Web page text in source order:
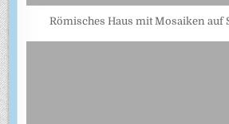
Römisches Haus mit Mosaiken auf